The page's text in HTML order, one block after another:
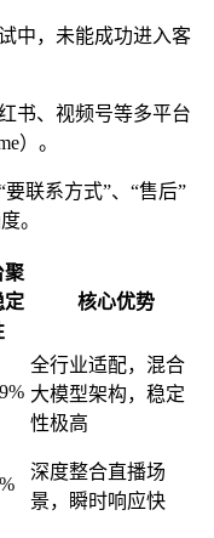
中，未能成功进入客
书、视频号等多平台
）。
要联系方式”、“售后”
。
聚
定
核心优势
全行业适配，混合
大模型架构，稳定
性极高
深度整合直播场
景，瞬时响应快